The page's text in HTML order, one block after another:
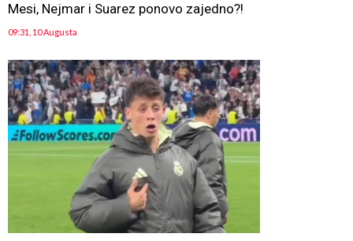
Mesi, Nejmar i Suarez ponovo zajedno?!
09:31, 10 Augusta